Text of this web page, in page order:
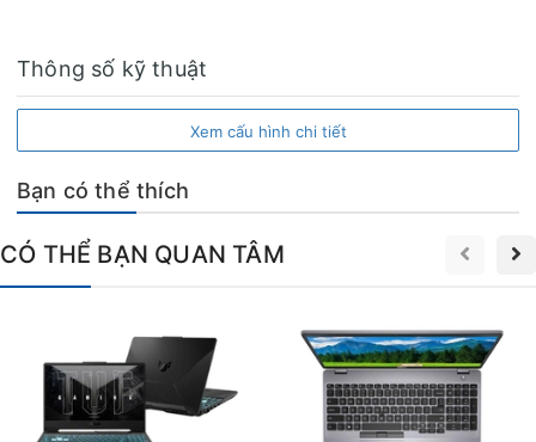
Không cầu kỳ hoa mỹ, thiết kế này tập trung vào tính thực tiễn,
giúp máy chống chịu tốt trước những va chạm hàng ngày,
Thông số kỹ thuật
Xem cấu hình chi tiết
Bạn có thể thích
CÓ THỂ BẠN QUAN TÂM